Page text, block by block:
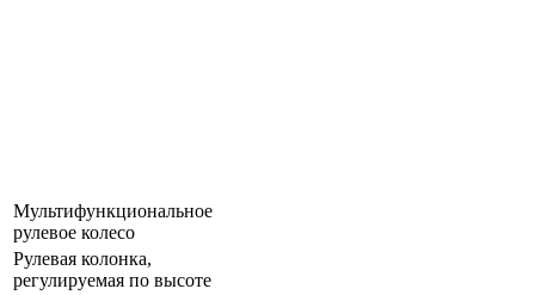
Мультифункциональное
рулевое колесо
Рулевая колонка,
регулируемая по высоте